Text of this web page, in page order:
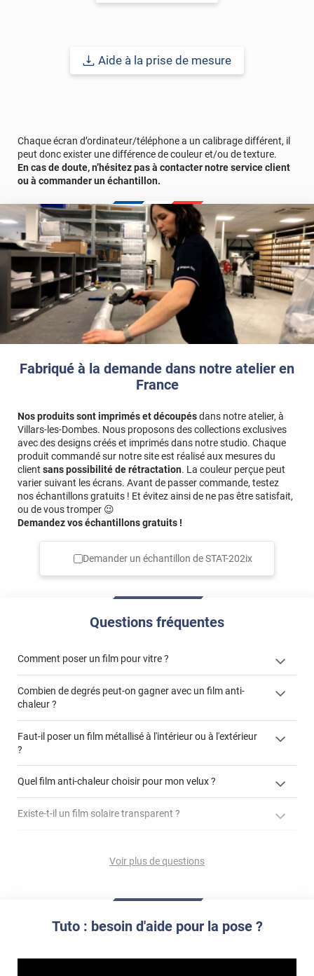
Fabriqué à la demande dans notre atelier en
France
Nos produits sont imprimés et découpésdans notre atelier, à
Villars-les-Dombes. Nous proposons des collections exclusives
avec des designs créés et imprimés dans notre studio. Chaque
produit commandé sur notre site est réalisé aux mesures du
client sans possibilité de rétractation. La couleur perçue peut
varier suivant les écrans. Avant de passer commande, testez
nos échantillons gratuits ! Et évitez ainsi de ne pas être satisfait,
ou de vous tromper 😉
Demandez vos échantillons gratuits !
Demander un échantillon deSTAT-202ix
Questions fréquentes
Comment poser un film pour vitre ?
Combien de degrés peut-on gagner avec un film anti-
chaleur ?
GLASSplus-241x
Faut-il poser un film métallisé à l'intérieur ou à l'extérieur
?
Simple vitrage non-feuilleté
Quel film anti-chaleur choisir pour mon velux ?
Existe-t-il un film solaire transparent ?
GLASSplus-242x
enlever un film adhésif pour vitre
solaire effet miroir ?
Voir plus de questions
peut chauffer davantage. Pour éviter ce risque de surchauffe,
Durabilité : 2 ans pour une application sur vitrage vertical.
Aide à la prise de mesure
Chaque écran d’ordinateur/téléphone a un calibrage différent, il
peut donc exister une différence de couleur et/ou de texture.
En cas de doute, n’hésitez pas à contacter notre service client
ou à commander un échantillon.
Tuto : besoin d'aide pour la pose ?